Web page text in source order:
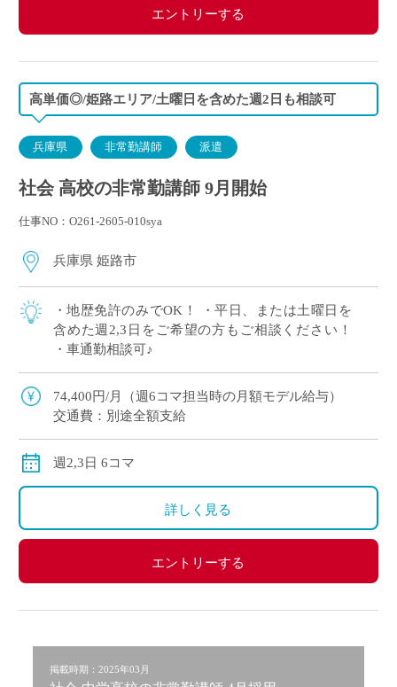
エントリーする
高単価◎/姫路エリア/土曜日を含めた週2日も相談可
兵庫県 非常勤講師 派遣
社会 高校の非常勤講師 9月開始
仕事NO：O261-2605-010sya
兵庫県 姫路市
・地歴免許のみでOK！ ・平日、または土曜日を
含めた週2,3日をご希望の方もご相談ください！
・車通勤相談可♪
74,400円/月（週6コマ担当時の月額モデル給与）
交通費：別途全額支給
週2,3日 6コマ
詳しく見る
エントリーする
掲載時期：2025年03月